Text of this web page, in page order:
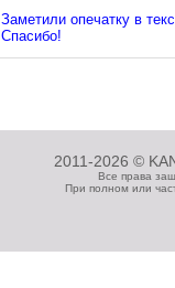
Заметили опечатку в
Спасибо!
2011-2026 ©
Все права
При полном или